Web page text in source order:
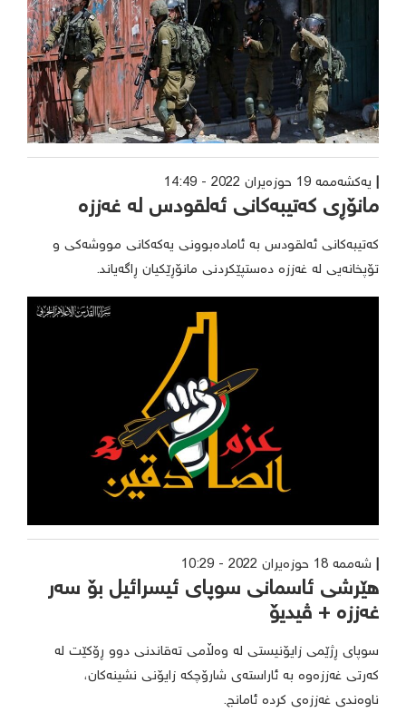
یەکشەممە 19 حوزه‌یران 2022 - 14:49
مانۆڕی کەتیبەکانی ئەلقودس لە غەززە
کەتیبەکانی ئەلقودس بە ئامادەبوونی یەکەکانی مووشەکی و
تۆپخانەیی لە غەززە دەستپێکردنی مانۆڕێکیان ڕاگەیاند.
شەممە 18 حوزه‌یران 2022 - 10:29
هێرشی ئاسمانی سوپای ئیسرائیل بۆ سەر
غەززە + ڤیدیۆ
سوپای ڕژێمی زایۆنیستی لە وەڵامی تەقاندنی دوو ڕۆکێت لە
کەرتی غەززەوە بە ئاراستەی شارۆچکە زایۆنی نشینەکان،
ناوەندی غەززەی کردە ئامانج.